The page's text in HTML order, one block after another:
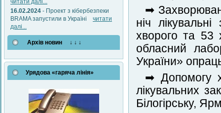
читати далі...
16.02.2024 - Проект з кібербезпеки
BRAMA запустили в Україні читати
далі...
Архів новин ↓ ↓ ↓
Урядова «гаряча лінія»
➡
ніч
хворого та 53
обласний
України»
➡ Допомогу
лікувальних
Білогірську,